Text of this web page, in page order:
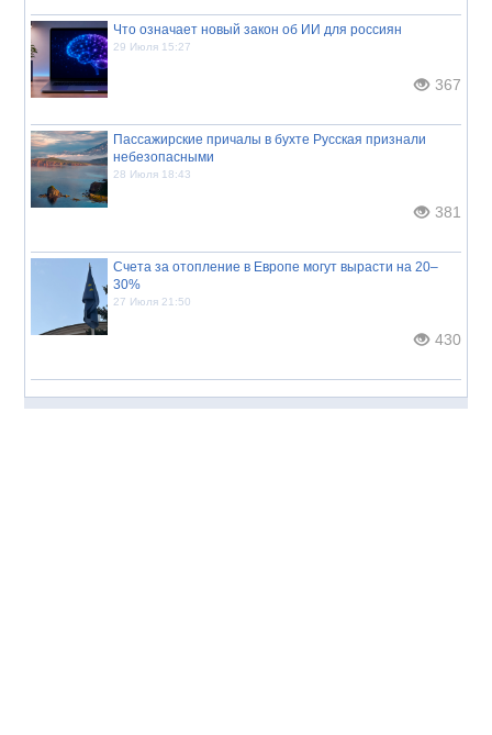
Что означает новый закон об ИИ для россиян
29 Июля 15:27
367
Пассажирские причалы в бухте Русская признали
небезопасными
28 Июля 18:43
381
Счета за отопление в Европе могут вырасти на 20–
30%
27 Июля 21:50
430